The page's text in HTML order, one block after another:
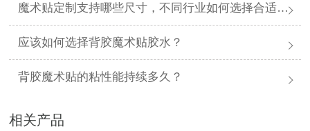
魔术贴定制支持哪些尺寸，不同行业如何选择合适规格？
应该如何选择背胶魔术贴胶水？
背胶魔术贴的粘性能持续多久？
相关产品